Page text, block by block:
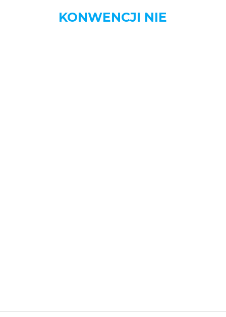
KONWENCJI NIE